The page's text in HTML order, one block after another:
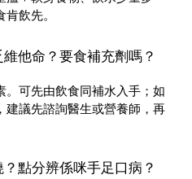
飲先。
他命？要食補充劑嗎？
。可先由飲食同補水入手；如
建議先諮詢醫生或營養師，再
點分辨係咪手足口病？